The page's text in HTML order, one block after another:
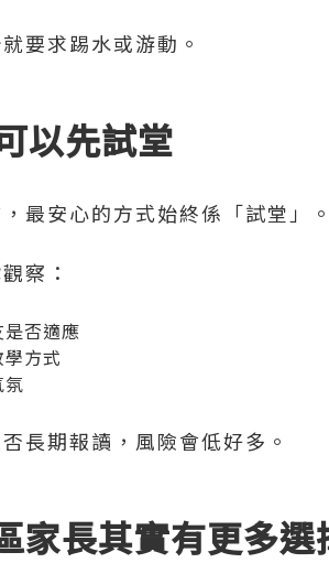
要求踢水或游動。
以先試堂
最安心的方式始終係「試堂」。
察：
是否適應
方式
氛
長期報讀，風險會低好多。
家長其實有更多選